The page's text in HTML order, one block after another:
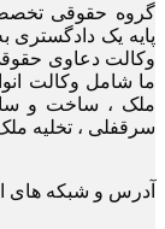
گروه حقوقی
پایه یک دادگستری
وکالت دعاوی
ما شامل وکالت
ملک ، ساخت و
سرقفلی ، تخلیه
آدرس و شبکه های